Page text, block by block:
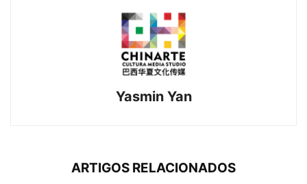
Yasmin Yan
ARTIGOS RELACIONADOS